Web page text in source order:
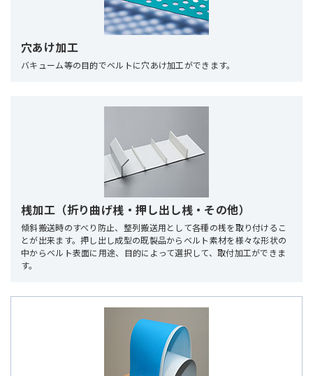
穴あけ加工
バキューム等の目的でベルトに穴あけ加工ができます。
桟加工（折り曲げ桟・押し出し桟・その他）
傾斜搬送時のすべり防止、整列搬送用として各種の桟を取り付けるこ
とが出来ます。押し出し成型の既製品からベルト素材を様々な形状の
中からベルト表面に用途、目的によって選択して、取付加工ができま
す。